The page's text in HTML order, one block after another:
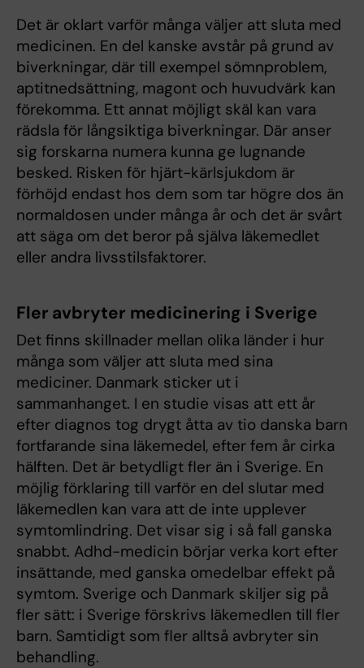
Det är oklart varför många väljer att sluta med
medicinen. En del kanske avstår på grund av
biverkningar, där till exempel sömnproblem,
aptitnedsättning, magont och huvudvärk kan
förekomma. Ett annat möjligt skäl kan vara
rädsla för långsiktiga biverkningar. Där anser
sig forskarna numera kunna ge lugnande
besked. Risken för hjärt-kärlsjukdom är
förhöjd endast hos dem som tar högre dos än
normaldosen under många år och det är svårt
att säga om det beror på själva läkemedlet
eller andra livsstilsfaktorer.
Fler avbryter medicinering i Sverige
Det finns skillnader mellan olika länder i hur
många som väljer att sluta med sina
mediciner. Danmark sticker ut i
sammanhanget. I en studie visas att ett år
efter diagnos tog drygt åtta av tio danska barn
fortfarande sina läkemedel, efter fem år cirka
hälften. Det är betydligt fler än i Sverige. En
möjlig förklaring till varför en del slutar med
läkemedlen kan vara att de inte upplever
symtomlindring. Det visar sig i så fall ganska
snabbt. Adhd-medicin börjar verka kort efter
insättande, med ganska omedelbar effekt på
symtom. Sverige och Danmark skiljer sig på
fler sätt: i Sverige förskrivs läkemedlen till fler
barn. Samtidigt som fler alltså avbryter sin
behandling.